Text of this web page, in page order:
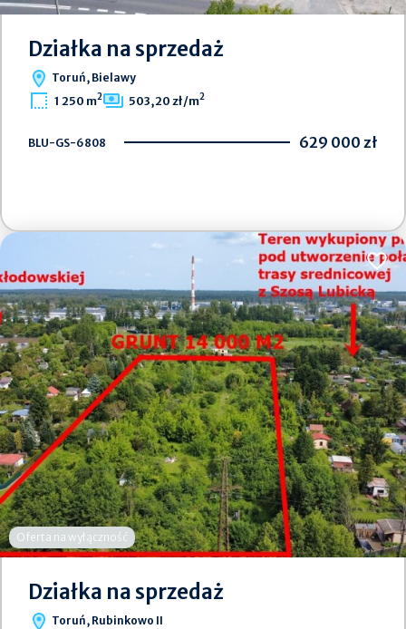
Działka na sprzedaż
Toruń, Bielawy
1 250 m2 503,20 zł/m2
BLU-GS-6808 629 000 zł
Oferta na wyłączność
Działka na sprzedaż
Toruń, Rubinkowo II